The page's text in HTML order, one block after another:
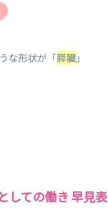
な形状が「膵臓」
しての働き 早見表